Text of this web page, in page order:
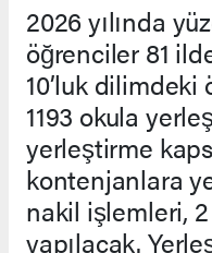
2026 yılında
öğrenciler 81
10’luk dilimdeki
1193 okula
yerleştirme
kontenjanlara
nakil işlemleri,
yapılacak.